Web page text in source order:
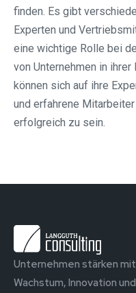
finden. Es gibt
Experten und
eine wichtige Rolle bei
von Unternehmen in
können sich auf ihre
und erfahrene
erfolgreich zu sein.
Unternehmen stärken
Wachstum, Innovation